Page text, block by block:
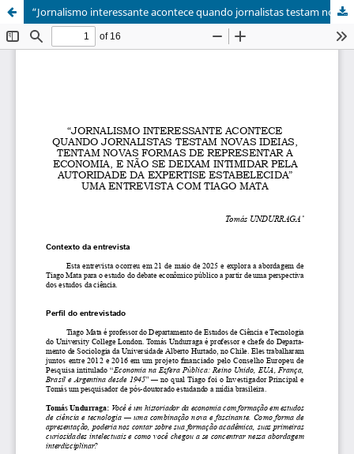
“Jornalismo interessante acontece quando jornalistas testam novas ideias, tentam novas formas de representar a economia, e não se deixam intimidar pela autoridade da expertise estabelecida” uma entrevista com Tiago Mata